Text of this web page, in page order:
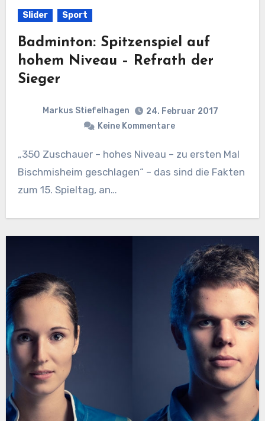
Slider Sport
Badminton: Spitzenspiel auf
hohem Niveau – Refrath der
Sieger
Markus Stiefelhagen
24. Februar 2017
Keine Kommentare
„350 Zuschauer – hohes Niveau – zu ersten Mal
Bischmisheim geschlagen“ – das sind die Fakten
zum 15. Spieltag, an…